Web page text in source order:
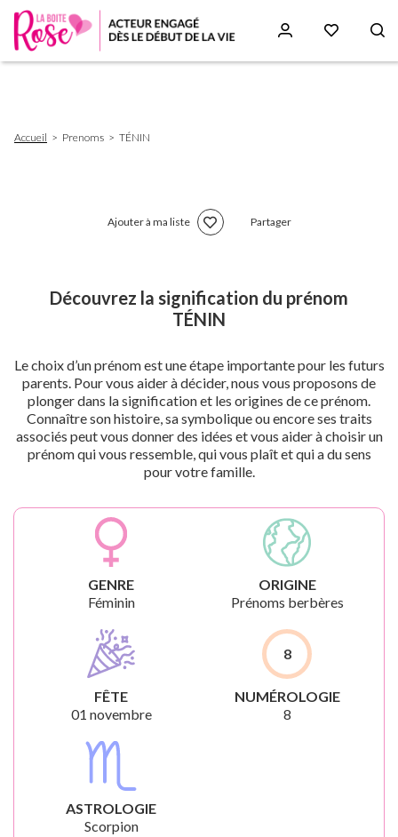
d'Ariane
Accueil Prenoms TÉNIN
Ajouter à ma liste Partager
Découvrez la signification du prénom
TÉNIN
Le choix d’un prénom est une étape importante pour les futurs
parents. Pour vous aider à décider, nous vous proposons de
plonger dans la signification et les origines de ce prénom.
Connaître son histoire, sa symbolique ou encore ses traits
associés peut vous donner des idées et vous aider à choisir un
prénom qui vous ressemble, qui vous plaît et qui a du sens
pour votre famille.
GENRE
Féminin
ORIGINE
Prénoms berbères
FÊTE
01 novembre
8
NUMÉROLOGIE
8
ASTROLOGIE
Scorpion